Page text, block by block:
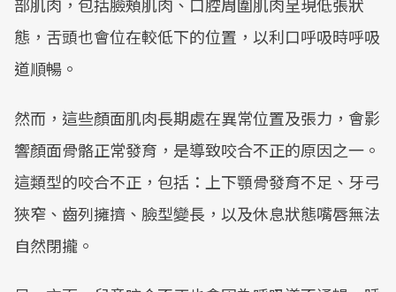
態，舌頭也會位在較低下的位置，以利口呼吸時呼吸
道順暢。
然而，這些顏面肌肉長期處在異常位置及張力，會影
響顏面骨骼正常發育，是導致咬合不正的原因之一。
這類型的咬合不正，包括：上下顎骨發育不足、牙弓
狹窄、齒列擁擠、臉型變長，以及休息狀態嘴唇無法
自然閉攏。